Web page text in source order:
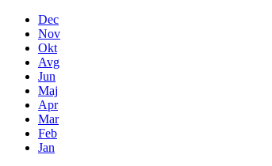
Dec
Nov
Okt
Avg
Jun
Maj
Apr
Mar
Feb
Jan